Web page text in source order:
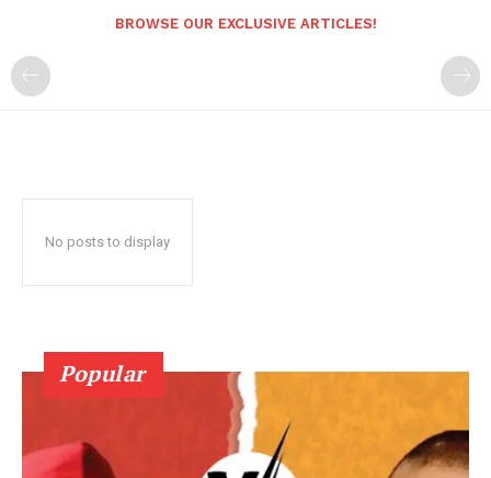
BROWSE OUR EXCLUSIVE ARTICLES!
No posts to display
Popular